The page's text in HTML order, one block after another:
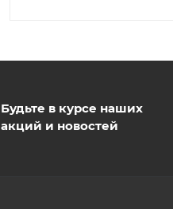
Будьте в курсе наших
акций и новостей